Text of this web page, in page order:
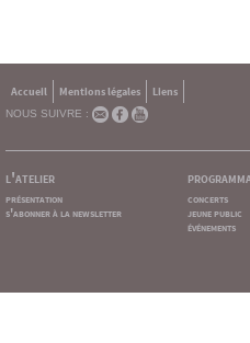
Accueil Mentions légales
Liens
NOUS SUIVRE :
l'atelier
présentation
s'abonner à la newsletter
concerts
jeune public
événements